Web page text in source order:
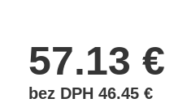
57.13€
bez DPH 46.45€